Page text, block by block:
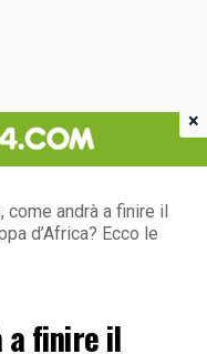
come andrà a finire il
d’Africa? Ecco le
a finire il
×